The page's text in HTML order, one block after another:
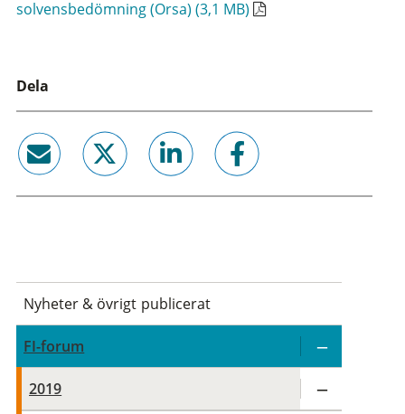
solvensbedömning (Orsa) (3,1 MB)
Dela
Nyheter & övrigt publicerat
FI-forum
2019